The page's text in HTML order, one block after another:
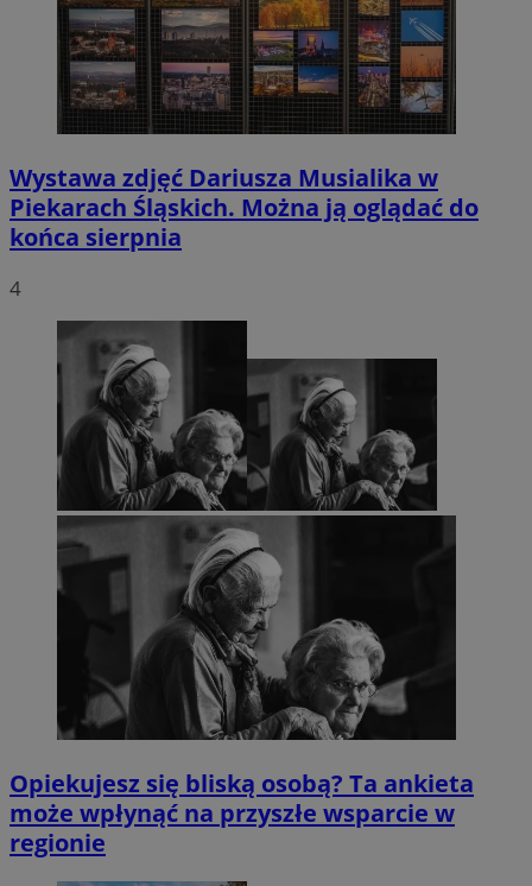
Wystawa zdjęć Dariusza Musialika w
Piekarach Śląskich. Można ją oglądać do
końca sierpnia
4
Opiekujesz się bliską osobą? Ta ankieta
może wpłynąć na przyszłe wsparcie w
regionie